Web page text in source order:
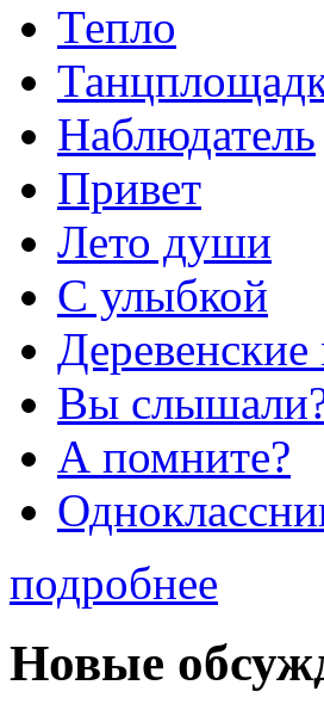
Тепло
Наблюдатель
Привет
Лето души
С улыбкой
Вы
А помните?
подробнее
Новые